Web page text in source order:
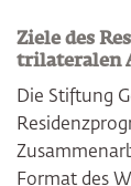
Ziele des
trilateralen
Die Stiftung
Format des